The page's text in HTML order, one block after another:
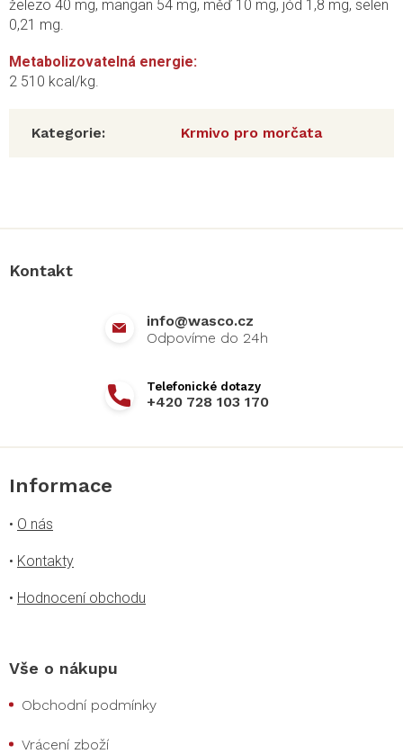
železo 40 mg, mangan 54 mg, měď 10 mg, jód 1,8 mg, selen
0,21 mg.
Metabolizovatelná energie:
2 510 kcal/kg.
Kategorie: Krmivo pro morčata
Kontakt
info@wasco.cz
+420 728 103 170
Informace
• O nás
• Kontakty
• Hodnocení obchodu
Vše o nákupu
Obchodní podmínky
Vrácení zboží